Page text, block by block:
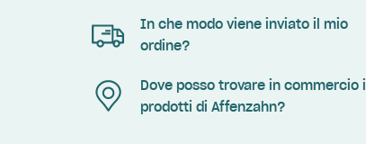
In che modo viene inviato il mio
ordine?
Dove posso trovare in commercio i
prodotti di Affenzahn?